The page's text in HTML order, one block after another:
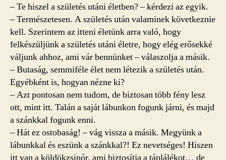
– Te hiszel a születés utáni életben? – kérdezi az egyik.
– Természetesen. A születés után valaminek következnie
kell. Szerintem az itteni életünk arra való, hogy
felkészüljünk a születés utáni életre, hogy elég erősekké
váljunk ahhoz, ami vár bennünket – válaszolja a másik.
– Butaság, semmiféle élet nem létezik a születés után.
Egyébként is, hogyan nézne ki?
– Azt pontosan nem tudom, de biztosan több fény lesz
ott, mint itt. Talán a saját lábunkon fogunk járni, és majd
a szánkkal fogunk enni.
– Hát ez ostobaság! – vág vissza a másik. Megyünk a
lábunkkal és eszünk a szánkkal?! Ez nevetséges! Hiszen
itt van a köldökzsinór, ami biztosítja a táplálékot… de